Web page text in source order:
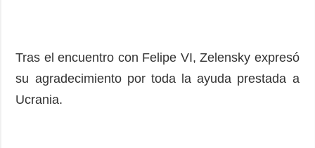
Tras el encuentro con Felipe VI, Zelensky expresó
su agradecimiento por toda la ayuda prestada a
Ucrania.